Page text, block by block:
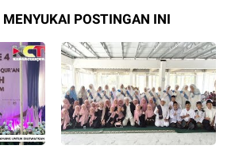
POSTINGAN INI